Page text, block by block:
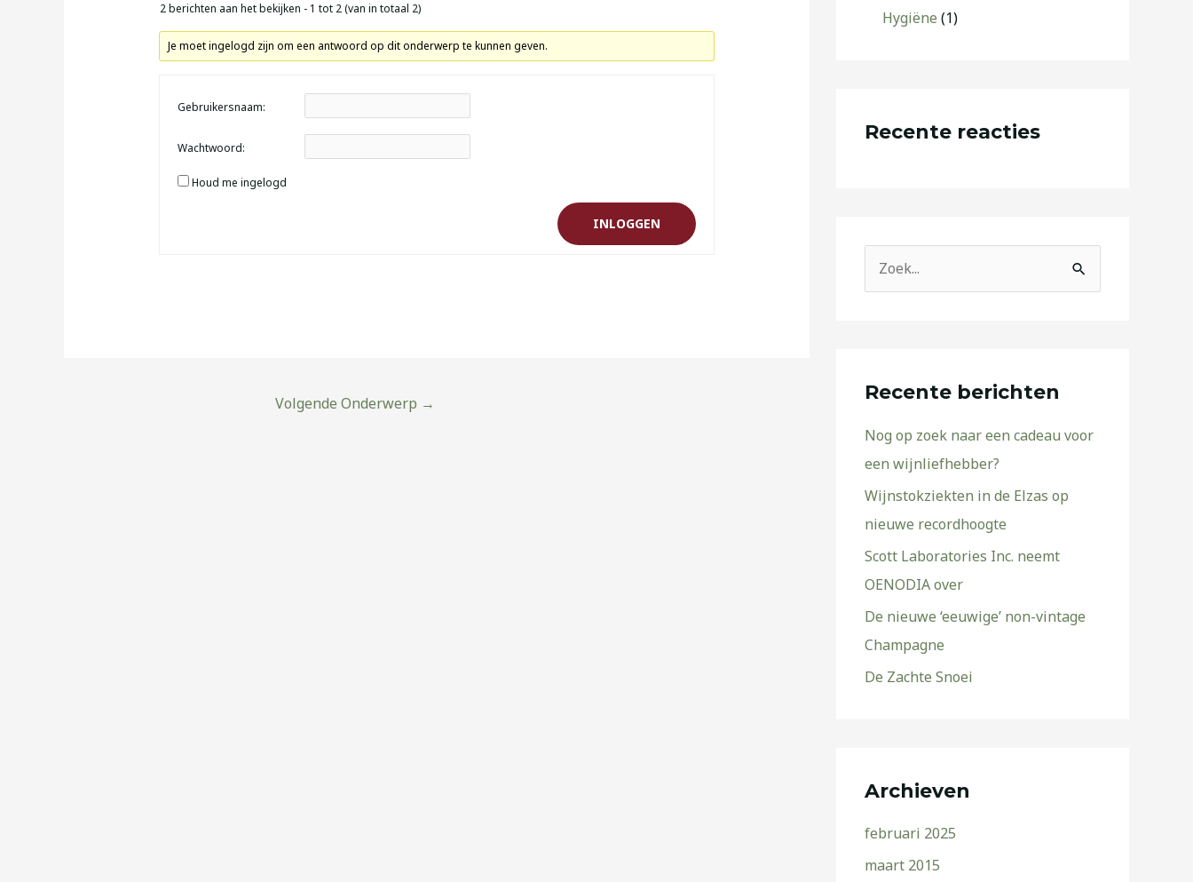
2 berichten aan het bekijken - 1 tot 2 (van in totaal 2)
Je moet ingelogd zijn om een antwoord op dit onderwerp te kunnen geven.
Gebruikersnaam:
Wachtwoord:
Houd me ingelogd
INLOGGEN
Volgende Onderwerp →
Hygiëne (1)
Recente reacties
n
a
r
:
Recente berichten
Nog op zoek naar een cadeau voor
een wijnliefhebber?
Wijnstokziekten in de Elzas op
nieuwe recordhoogte
Scott Laboratories Inc. neemt
OENODIA over
De nieuwe ‘eeuwige’ non-vintage
Champagne
De Zachte Snoei
Archieven
februari 2025
maart 2015